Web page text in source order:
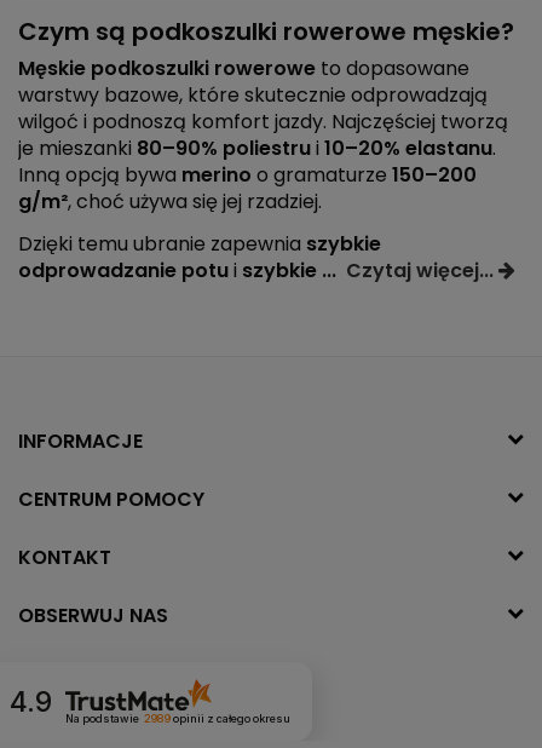
Czym są podkoszulki rowerowe męskie?
Męskie podkoszulki rowerowe to dopasowane
warstwy bazowe, które skutecznie odprowadzają
wilgoć i podnoszą komfort jazdy. Najczęściej tworzą
je mieszanki 80–90% poliestrui 10–20% elastanu.
Inną opcją bywa merino o gramaturze 150–200
g/m², choć używa się jej rzadziej.
Dzięki temu ubranie zapewnia szybkie
odprowadzanie potui szybkie ... Czytaj więcej...
INFORMACJE
CENTRUM POMOCY
KONTAKT
OBSERWUJ NAS
4.9 Na podstawie 2989opinii z całego okresu